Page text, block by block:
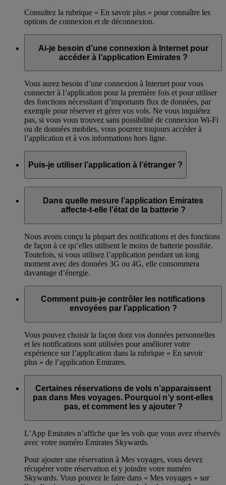
Consultez la rubrique « En savoir plus » pour connaître les
options de connexion et de déconnexion.
Ai-je besoin d’une connexion à Internet pour
accéder à l’application Emirates ?
Vous aurez besoin d’une connexion à Internet pour vous
connecter à l’application pour la première fois et pour utiliser
des fonctions nécessitant d’importants flux de données, par
exemple pour réserver et gérer vos vols. Ne vous inquiétez
pas, si vous vous trouvez sans possibilité de connexion Wi-Fi
ou de données mobiles, vous pourrez toujours accéder à
l’application et à vos informations hors ligne.
Puis-je utiliser l’application à l’étranger ?
d’accès Wi-Fi dans le monde. Vous pouvez également accéder
à l’application avec une connexion 3G/4G ; vous devrez
Dans quelle mesure l’application Emirates
affecte-t-elle l’état de la batterie ?
Nous avons conçu la plupart des notifications et des fonctions
de façon à ce qu’elles utilisent le moins de batterie possible.
Toutefois, si vous utilisez l’application pendant un long
moment avec des données 3G ou 4G, elle consommera
davantage d’énergie.
Comment puis-je contrôler les notifications
envoyées par l’application ?
Vous pouvez choisir la façon dont vos données personnelles
et les notifications sont utilisées pour améliorer votre
expérience sur l’application dans la rubrique « En savoir
plus » de l’application Emirates.
Certaines réservations de vols n’apparaissent
pas dans Mes voyages. Pourquoi n’y sont-elles
pas, et comment les y ajouter ?
L’App Emirates n’affiche que les vols que vous avez réservés
avec votre numéro Emirates Skywards.
Pour ajouter une réservation à Mes voyages, vous devez
récupérer votre réservation et y joindre votre numéro
Skywards. Vous pouvez le faire dans « Mes voyages » sur